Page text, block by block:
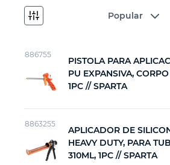
Novidades
Ferramenta de carpinteiro
Ferramenta automotiva
Aplicadores e pistolas de
Popular
886755
PISTOLA PARA
PU EXPANSIVA,
1PC // SPARTA
8863255
APLICADOR DE
HEAVY DUTY, PARA
310ML, 1PC // SPARTA